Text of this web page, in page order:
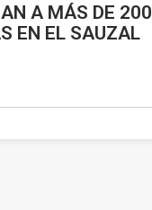
A MÁS DE 200
EN EL SAUZAL